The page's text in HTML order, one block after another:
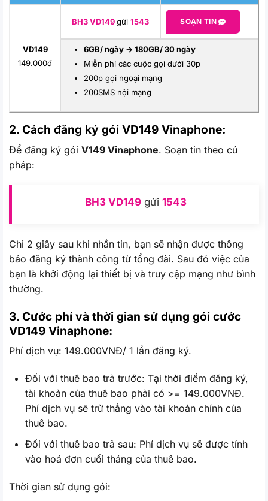
VD149
149.000đ
BH3 VD149gửi 1543 SOẠN TIN
6GB/ ngày -> 180GB/ 30 ngày
Miễn phí các cuộc gọi dưới 30p
200p gọi ngoại mạng
200SMS nội mạng
2. Cách đăng ký gói VD149 Vinaphone:
Để đăng ký gói V149 Vinaphone. Soạn tin theo cú
pháp:
BH3 VD149gửi 1543
Chỉ 2 giây sau khi nhắn tin, bạn sẽ nhận được thông
báo đăng ký thành công từ tổng đài. Sau đó việc của
bạn là khởi động lại thiết bị và truy cập mạng như bình
thường.
3. Cước phí và thời gian sử dụng gói cước
VD149 Vinaphone:
Phí dịch vụ: 149.000VNĐ/ 1 lần đăng ký.
Đối với thuê bao trả trước: Tại thời điểm đăng ký,
tài khoản của thuê bao phải có >= 149.000VNĐ.
Phí dịch vụ sẽ trừ thẳng vào tài khoản chính của
thuê bao.
Đối với thuê bao trả sau: Phí dịch vụ sẽ được tính
vào hoá đơn cuối tháng của thuê bao.
Thời gian sử dụng gói: